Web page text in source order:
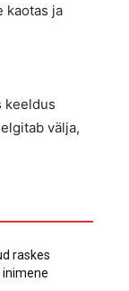
kaotas ja
keeldus
välja,
raskes
inimene